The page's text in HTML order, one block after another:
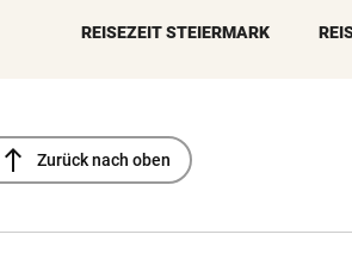
REISEZEIT STEIERMARK
north Zurück nach oben